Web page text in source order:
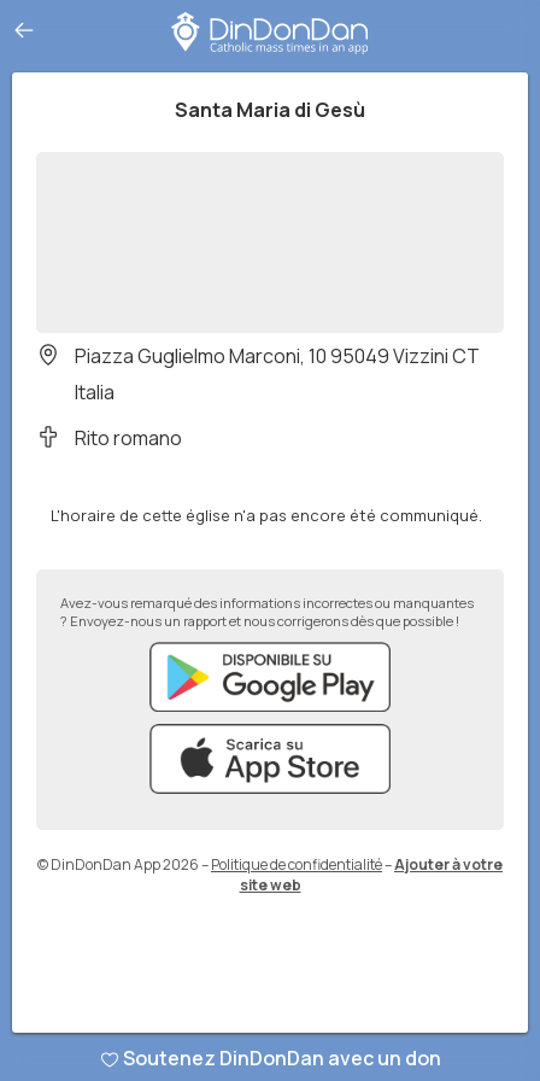
Santa Maria di Gesù
Piazza Guglielmo Marconi, 10 95049 Vizzini CT
Italia
Rito romano
L'horaire de cette église n'a pas encore été communiqué.
Avez-vous remarqué des informations incorrectes ou manquantes
? Envoyez-nous un rapport et nous corrigerons dès que possible !
© DinDonDan App 2026–Politique de confidentialité–Ajouter à votre
site web
Soutenez DinDonDan avec un don